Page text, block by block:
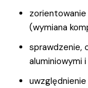
(wymiana
sprawdzenie,
aluminiowymi